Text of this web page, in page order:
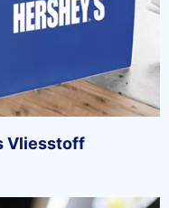
Vliesstoff